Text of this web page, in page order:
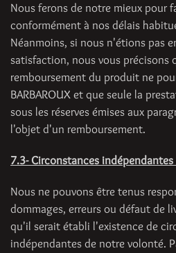
Nous ferons de notre mieux pour
conformément à nos délais
Néanmoins, si nous n'étions pas
satisfaction, nous vous précisons
remboursement du produit ne
BARBAROUX et que seule la
sous les réserves émises aux
l'objet d'un remboursement.
7.3- Circonstances
Nous ne pouvons être tenus
dommages, erreurs ou défaut de
qu'il serait établi l'existence de
indépendantes de notre volonté.